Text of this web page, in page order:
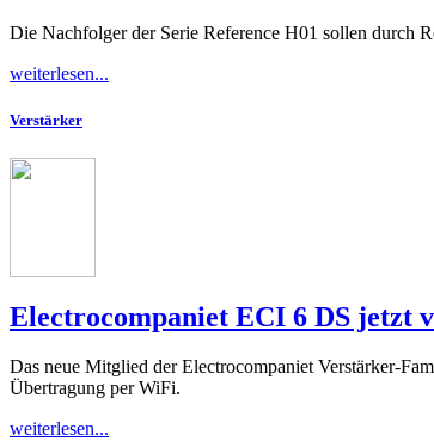
Die Nachfolger der Serie Reference H01 sollen durch
weiterlesen...
Verstärker
Electrocompaniet ECI 6 DS jetzt
Das neue Mitglied der Electrocompaniet Verstärker-
Übertragung per WiFi.
weiterlesen...